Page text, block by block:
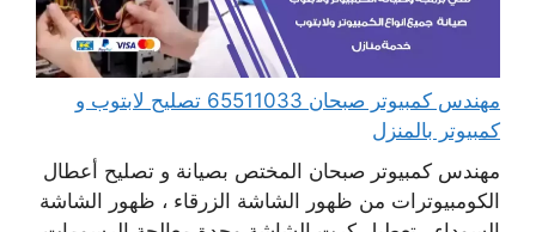
مهندس كمبيوتر صبحان 65511033 تصليح لابتوب و
كمبيوتر بالمنزل
مهندس كمبيوتر صبحان المختص بصيانة و تصليح أعطال
الكومبيوترات من ظهور الشاشة الزرقاء ، ظهور الشاشة